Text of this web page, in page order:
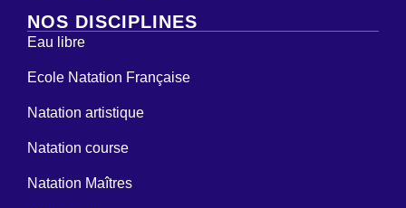
NOS DISCIPLINES
Eau libre
Ecole Natation Française
Natation artistique
Natation course
Natation Maîtres